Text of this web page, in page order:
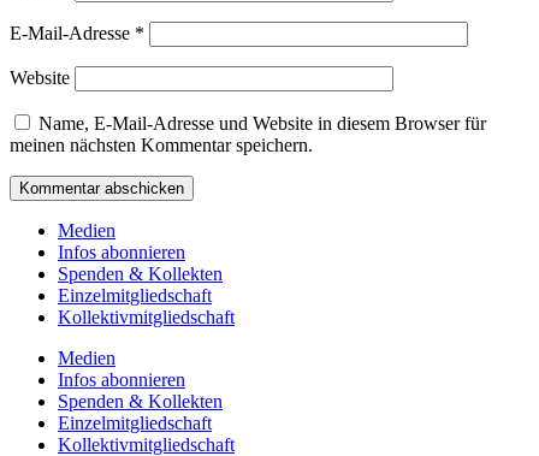
E-Mail-Adresse *
Website
Name, E-Mail-Adresse und Website in diesem Browser für
meinen nächsten Kommentar speichern.
Medien
Infos abonnieren
Spenden & Kollekten
Einzelmitgliedschaft
Kollektivmitgliedschaft
Medien
Infos abonnieren
Spenden & Kollekten
Einzelmitgliedschaft
Kollektivmitgliedschaft